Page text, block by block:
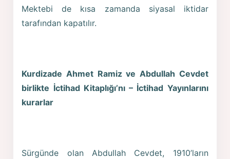
Mektebi de kısa zamanda siyasal iktidar
tarafından kapatılır.
Kurdizade Ahmet Ramiz ve Abdullah Cevdet
birlikte İctihad Kitaplığı’nı – İctihad Yayınlarını
kurarlar
Sürgünde olan Abdullah Cevdet, 1910’ların